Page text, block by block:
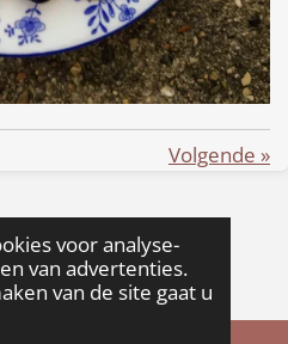
voor analyse-
van advertenties.
van de site gaat u
Volgende »